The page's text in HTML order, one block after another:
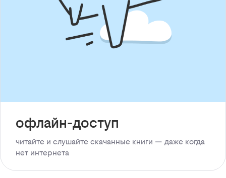
офлайн-доступ
читайте и слушайте скачанные книги — даже когда
нет интернета